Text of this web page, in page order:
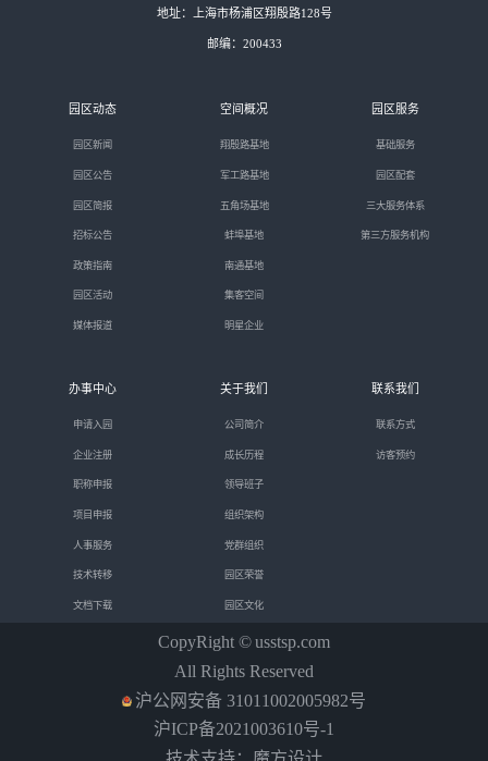
地址：上海市杨浦区翔殷路128号
邮编：200433
园区动态
园区新闻
园区公告
园区简报
招标公告
政策指南
园区活动
媒体报道
空间概况
翔殷路基地
军工路基地
五角场基地
蚌埠基地
南通基地
集客空间
明星企业
园区服务
基础服务
园区配套
三大服务体系
第三方服务机构
办事中心
申请入园
企业注册
职称申报
项目申报
人事服务
技术转移
文档下载
关于我们
公司简介
成长历程
领导班子
组织架构
党群组织
园区荣誉
园区文化
联系我们
联系方式
访客预约
CopyRight ©usstsp.com
All Rights Reserved
沪公网安备 31011002005982号
沪ICP备2021003610号-1